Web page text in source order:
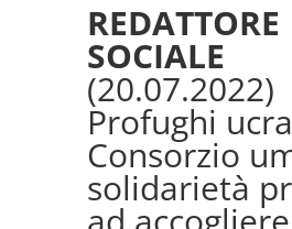
REDATTORE
SOCIALE
(20.07.2022)
Profughi
Consorzio
solidarietà